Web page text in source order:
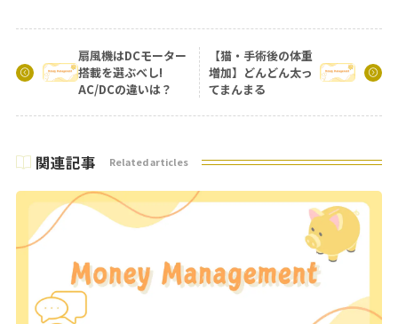
扇風機はDCモーター
搭載を選ぶべし!
AC/DCの違いは？
【猫・手術後の体重
増加】どんどん太っ
てまんまる
関連記事 Related articles